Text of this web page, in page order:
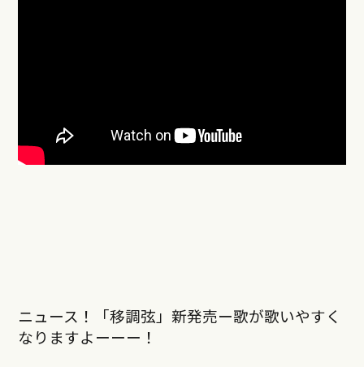
ニュース！「移調弦」新発売ー歌が歌いやすく
なりますよーーー！